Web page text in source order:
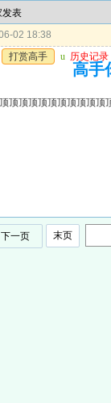
发表
02 18:38
打赏高手 u 历史记录
高手
顶顶顶顶顶顶顶顶顶顶
下一页 末页